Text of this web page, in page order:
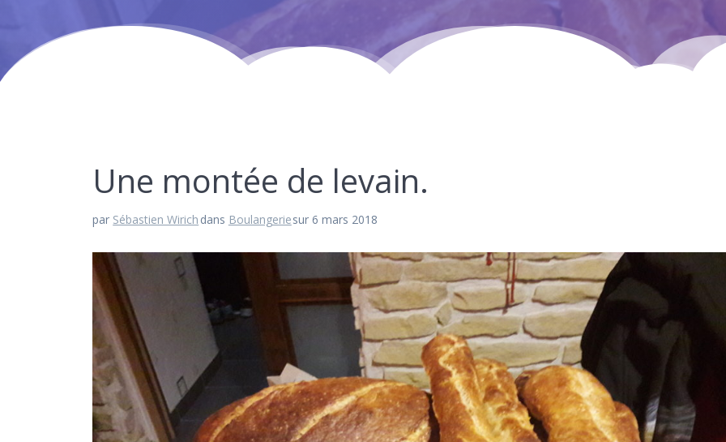
Une montée de levain.
par Sébastien Wirich dans Boulangeriesur 6 mars 2018